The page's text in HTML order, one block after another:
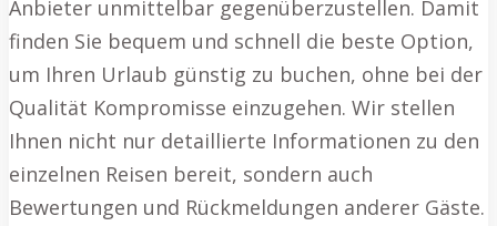
Anbieter unmittelbar gegenüberzustellen. Damit
finden Sie bequem und schnell die beste Option,
um Ihren Urlaub günstig zu buchen, ohne bei der
Qualität Kompromisse einzugehen. Wir stellen
Ihnen nicht nur detaillierte Informationen zu den
einzelnen Reisen bereit, sondern auch
Bewertungen und Rückmeldungen anderer Gäste.